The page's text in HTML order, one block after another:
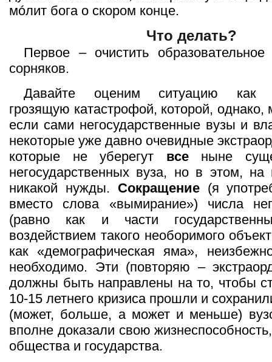
мóлит бога о скором конце.
Что делать?
Первое – очистить
сорняков.
Давайте оценим ситуацию как
грозящую катастрофой, которой, однако,
если сами негосударственные вузы и
некоторые уже давно очевидные
которые не уберегут всеныне
негосударственных вуза, но в этом, на
никакой нужды. Сокращение(я
вместо слова «вымирание») числа
(равно как и части
воздействием такого необоримого
как «демографическая яма»,
необходимо. Эти (повторяю –
должны быть направлены на то, чтобы
10-15 летнего кризиса прошли и
(может, больше, а может и меньше)
вполне доказали свою
общества и государства.